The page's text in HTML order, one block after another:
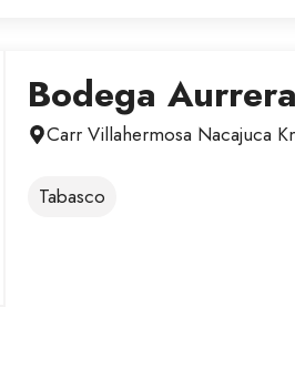
Bodega
Carr Villahermosa Nacajuca
Tabasco